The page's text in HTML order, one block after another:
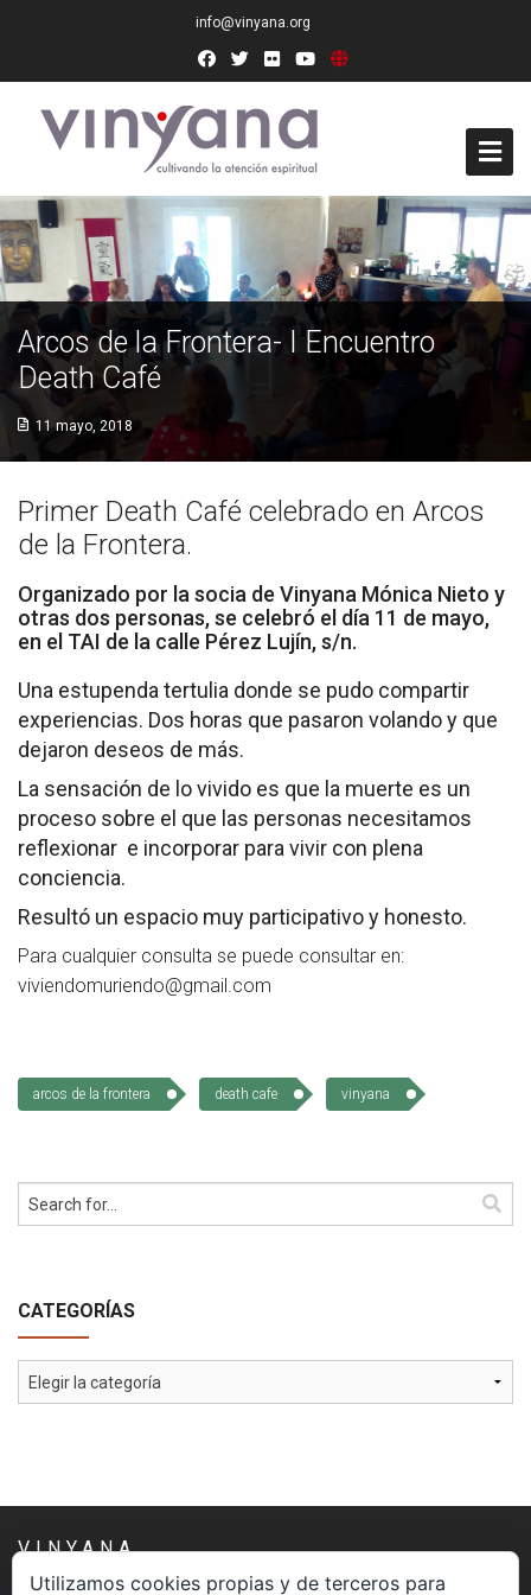
info@vinyana.org
Acceso
Conócenos
Socios Fundadores
Junta Directiva
Presidencia de Honor
Docentes
Socios de Número
Socios Colaboradores
Formaciones
Nuestra propuesta de formación
Realizadas
Acompañamiento
Vídeos
Cómo Colaborar
Arcos de la Frontera- I Encuentro
Death Café
11 mayo, 2018
Primer Death Café celebrado en Arcos
de la Frontera.
Organizado por la socia de Vinyana Mónica Nieto y
otras dos personas, se celebró el día 11 de mayo,
en el TAI de la calle Pérez Lujín, s/n.
Una estupenda tertulia donde se pudo compartir
experiencias. Dos horas que pasaron volando y que
dejaron deseos de más.
La sensación de lo vivido es que la muerte es un
proceso sobre el que las personas necesitamos
reflexionar e incorporar para vivir con plena
conciencia.
Resultó un espacio muy participativo y honesto.
Para cualquier consulta se puede consultar en:
viviendomuriendo@gmail.com
arcos de la frontera death cafe vinyana
CATEGORÍAS
Categorías
VINYANA
Utilizamos cookies propias y de terceros para